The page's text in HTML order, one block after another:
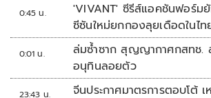
0:45 น.
'VIVANT' ซีรีส์แอคชันฟอร์ม
ซีซันใหม่ยกกองลุยเดือดในไท
0:01 น.
ล่มซ้ำซาก สุญญากาศกสทช. สรณไม่ถอย-
อนุทินลอยตัว
23:43 น.
จีนประกาศมาตรการตอบโต้ เ